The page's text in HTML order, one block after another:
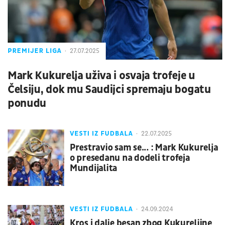
PREMIJER LIGA 27.07.2025
Mark Kukurelja uživa i osvaja trofeje u
Čelsiju, dok mu Saudijci spremaju bogatu
ponudu
VESTI IZ FUDBALA 22.07.2025
Prestravio sam se... : Mark Kukurelja
o presedanu na dodeli trofeja
Mundijalita
VESTI IZ FUDBALA 24.09.2024